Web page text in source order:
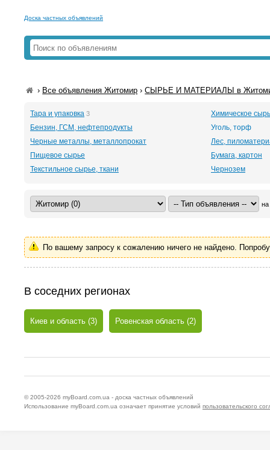
Доска частных объявлений
› Все объявления Житомир ›СЫРЬЕ И МАТЕРИАЛЫ в
Тара и упаковка 3
Химическое
Бензин, ГСМ, нефтепродукты
Уголь, торф
Черные металлы, металлопрокат
Лес,
Пищевое сырье
Бумага, картон
Текстильное сырье, ткани
Чернозем
на
По вашему запросу к сожалению ничего не найдено.
В соседних регионах
Киев и область (3) Ровенская область (2)
© 2005-2026 myBoard.com.ua - доска частных объявлений
Использование myBoard.com.ua означает принятие условий пользовательского